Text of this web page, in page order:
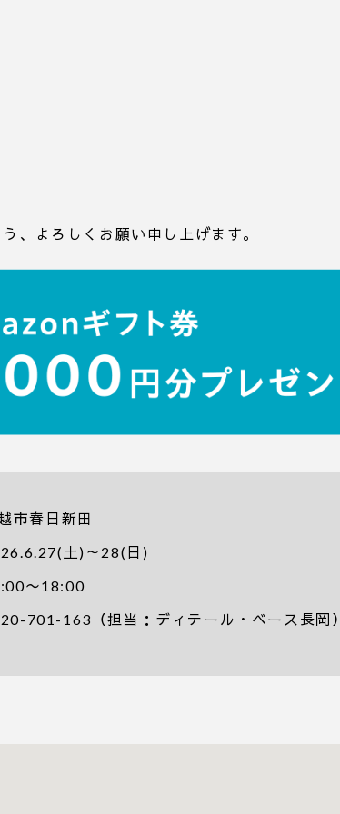
、よろしくお願い申し上げます。
市春日新田
土)～28(日)
〜18:00
701-163 （担当：ディテール・ベース長岡）